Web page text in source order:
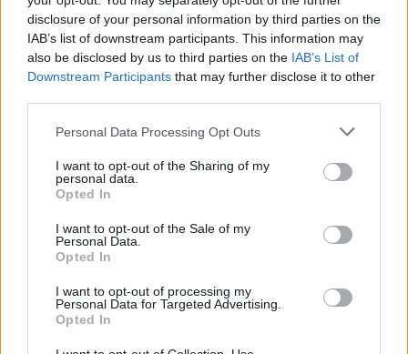
disclosure of your personal information by third parties on the
IAB’s list of downstream participants. This information may
also be disclosed by us to third parties on the IAB’s List of
Downstream Participants that may further disclose it to other
Personal Data Processing Opt Outs
I want to opt-out of the Sharing of my
personal data.
Opted In
I want to opt-out of the Sale of my
Personal Data.
Opted In
I want to opt-out of processing my
Personal Data for Targeted Advertising.
Opted In
03:33
Το φαρμακείο των διακοπών: Τι να πάρετε μαζί σας
02:39
Αυτά τα ζώδια θα ζήσουν τον απόλυτο έρωτα έως το
τέλος του καλοκαιριού
00:35
Ρούχα και αξεσουάρ από την ταινία «The Devil Wears
Prada 2» πωλούνται σε δημοπρασία
23:59
Γερμανία: Drones εθεάθησαν πάνω από στρατιωτική